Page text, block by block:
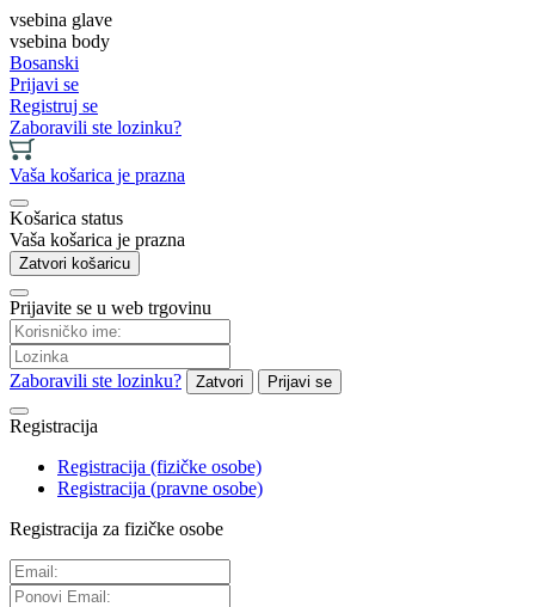
vsebina glave
vsebina body
Bosanski
Prijavi se
Registruj se
Zaboravili ste lozinku?
Vaša košarica je prazna
Košarica status
Vaša košarica je prazna
Zatvori košaricu
Prijavite se u web trgovinu
Zaboravili ste lozinku? Zatvori Prijavi se
Registracija
Registracija (fizičke osobe)
Registracija (pravne osobe)
Registracija za fizičke osobe